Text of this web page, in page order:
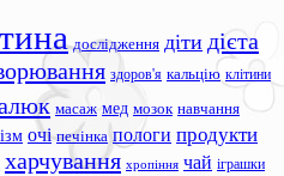
дослідження діти дієта
здоров'я кальцію клітини
масаж мед мозок навчання
очі печінка пологи продукти
харчування хропіння чай іграшки